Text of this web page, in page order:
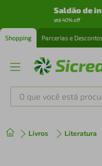
Saldão de
até 40% off
Shopping Parcerias e
O que você está
Livros Literatura